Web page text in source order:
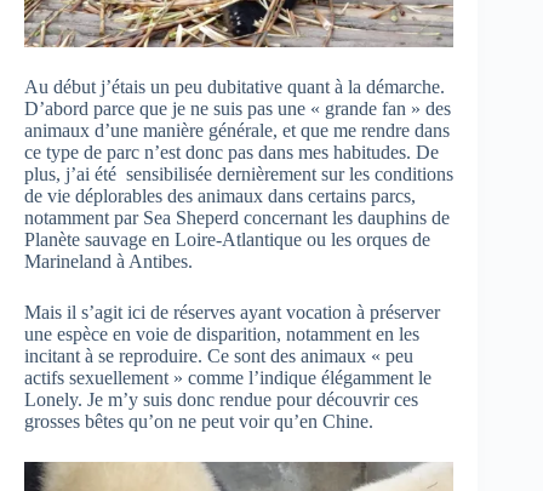
Au début j’étais un peu dubitative quant à la démarche.
D’abord parce que je ne suis pas une « grande fan » des
animaux d’une manière générale, et que me rendre dans
ce type de parc n’est donc pas dans mes habitudes. De
plus, j’ai été sensibilisée dernièrement sur les conditions
de vie déplorables des animaux dans certains parcs,
notamment par Sea Sheperd concernant les dauphins de
Planète sauvage en Loire-Atlantique ou les orques de
Marineland à Antibes.
Mais il s’agit ici de réserves ayant vocation à préserver
une espèce en voie de disparition, notamment en les
incitant à se reproduire. Ce sont des animaux « peu
actifs sexuellement » comme l’indique élégamment le
Lonely. Je m’y suis donc rendue pour découvrir ces
grosses bêtes qu’on ne peut voir qu’en Chine.